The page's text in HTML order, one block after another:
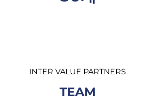
INTER VALUE PARTNERS
TEAM